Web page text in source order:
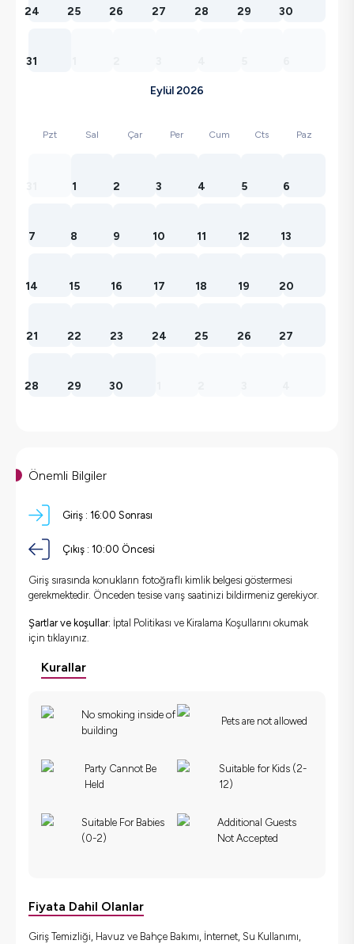
24 25 26 27 28 29 30
31
Eylül 2026
Pzt Sal Çar Per Cum Cts Paz
1 2 3 4 5 6
7 8 9 10 11 12 13
14 15 16 17 18 19 20
21 22 23 24 25 26 27
28 29 30
Önemli Bilgiler
Giriş : 16:00 Sonrası
Çıkış : 10:00 Öncesi
Giriş sırasında konukların fotoğraflı kimlik belgesi göstermesi
gerekmektedir. Önceden tesise varış saatinizi bildirmeniz gerekiyor.
Şartlar ve koşullar: İptal Politikası ve Kiralama Koşullarını okumak
için tıklayınız.
Kurallar
No smoking inside of
building
Pets are not allowed
Party Cannot Be
Held
Suitable for Kids (2-
12)
Suitable For Babies
(0-2)
Additional Guests
Not Accepted
Fiyata Dahil Olanlar
Giriş Temizliği, Havuz ve Bahçe Bakımı, İnternet, Su Kullanımı,